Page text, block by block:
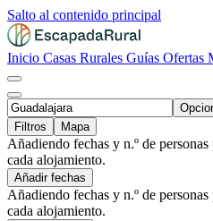
Salto al contenido principal
Inicio Casas Rurales Guías Ofertas
Filtros
Mapa
Añadiendo fechas y n.º de
cada alojamiento.
Añadir fechas
Añadiendo fechas y n.º de
cada alojamiento.